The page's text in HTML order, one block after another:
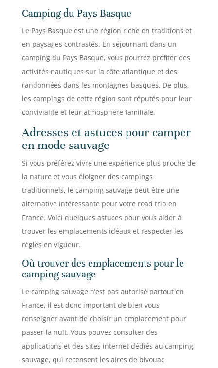
Camping du Pays Basque
Le Pays Basque est une région riche en traditions et
en paysages contrastés. En séjournant dans un
camping du Pays Basque, vous pourrez profiter des
activités nautiques sur la côte atlantique et des
randonnées dans les montagnes basques. De plus,
les campings de cette région sont réputés pour leur
convivialité et leur atmosphère familiale.
Adresses et astuces pour camper
en mode sauvage
Si vous préférez vivre une expérience plus proche de
la nature et vous éloigner des campings
traditionnels, le camping sauvage peut être une
alternative intéressante pour votre road trip en
France. Voici quelques astuces pour vous aider à
trouver les emplacements idéaux et respecter les
règles en vigueur.
Où trouver des emplacements pour le
camping sauvage
Le camping sauvage n’est pas autorisé partout en
France, il est donc important de bien vous
renseigner avant de choisir un emplacement pour
passer la nuit. Vous pouvez consulter des
applications et des sites internet dédiés au camping
sauvage, qui recensent les aires de bivouac